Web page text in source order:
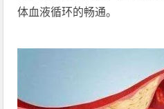
体血液循环的畅通。